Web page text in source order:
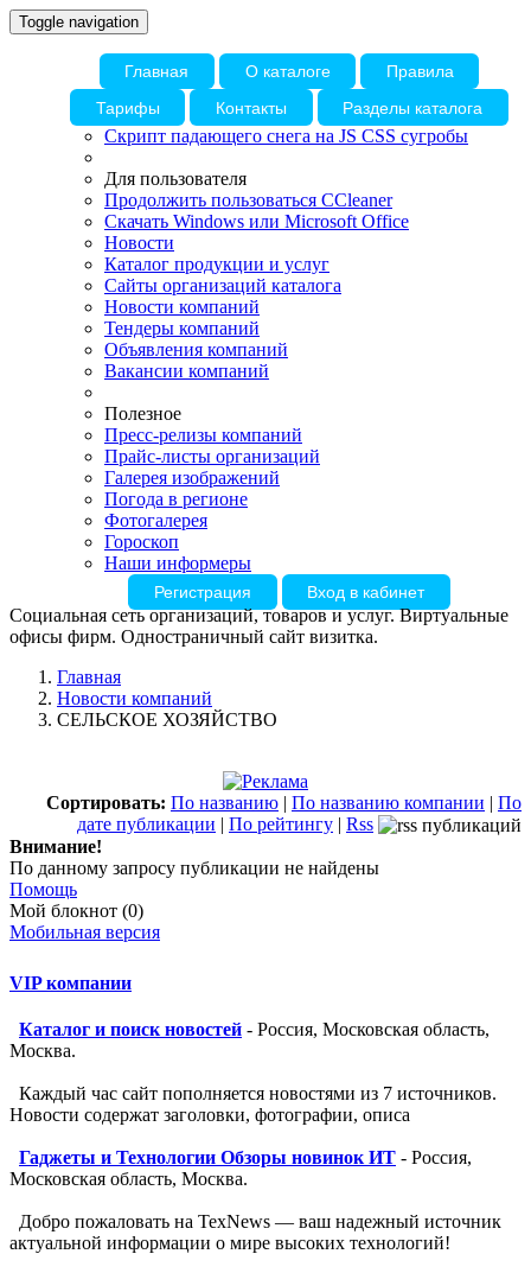
Toggle navigation
Главная О каталоге
Правила
Тарифы
Контакты Разделы каталога
Скрипт падающего снега на JS CSS сугробы
Для пользователя
Продолжить пользоваться CCleaner
Скачать Windows или Microsoft Office
Новости
Каталог продукции и услуг
Сайты организаций каталога
Новости компаний
Тендеры компаний
Объявления компаний
Вакансии компаний
Полезное
Пресс-релизы компаний
Прайс-листы организаций
Галерея изображений
Погода в регионе
Фотогалерея
Гороскоп
Наши информеры
Регистрация Вход в кабинет
Социальная сеть организаций, товаров и услуг. Виртуальные
офисы фирм. Одностраничный сайт визитка.
Главная
Новости компаний
СЕЛЬСКОЕ ХОЗЯЙСТВО
Сортировать: По названию | По названию компании | По
дате публикации | По рейтингу | Rss
Внимание!
По данному запросу публикации не найдены
Помощь
Мой блокнот (0)
Мобильная версия
VIP компании
Каталог и поиск новостей - Россия, Московская область,
Москва.
Каждый час сайт пополняется новостями из 7 источников.
Новости содержат заголовки, фотографии, описа
Гаджеты и Технологии Обзоры новинок ИТ - Россия,
Московская область, Москва.
Добро пожаловать на TexNews — ваш надежный источник
актуальной информации о мире высоких технологий!